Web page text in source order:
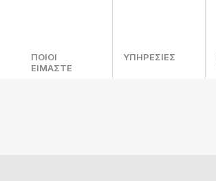
ΠΟΙΟΙ
ΕΙΜΑΣΤΕ
ΥΠΗΡΕΣΙΕΣ